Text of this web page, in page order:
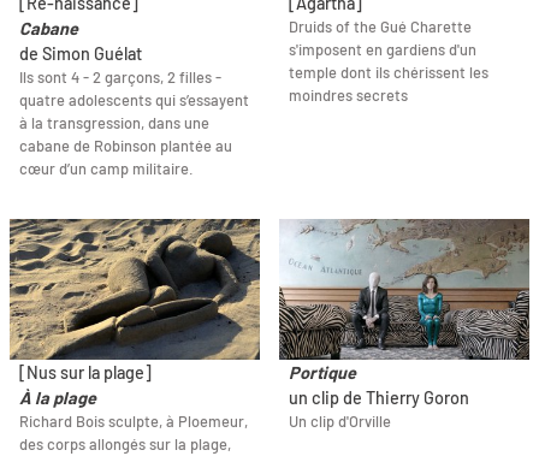
Cabane
de Simon Guélat
Ils sont 4 - 2 garçons, 2 filles -
quatre adolescents qui s’essayent
à la transgression, dans une
cabane de Robinson plantée au
cœur d’un camp militaire.
Druids of the Gué Charette
s'imposent en gardiens d'un
temple dont ils chérissent les
moindres secrets
[Nus sur la plage]
À la plage
Richard Bois sculpte, à Ploemeur,
des corps allongés sur la plage,
Portique
un clip de Thierry Goron
Un clip d'Orville